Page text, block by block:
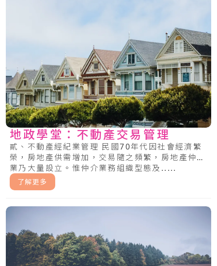
地政學堂：不動產交易管理
貳、不動產經紀業管理 民國70年代因社會經濟繁
榮，房地產供需增加，交易隨之頻繁，房地產仲介
業乃大量設立。惟仲介業務組織型態及.....
了解更多